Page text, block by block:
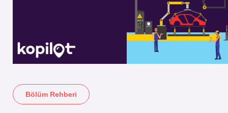
Bölüm Rehberi